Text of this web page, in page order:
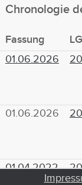
Chronologie
Fassung
01.06.2026
01.06.2026
01.04.2022